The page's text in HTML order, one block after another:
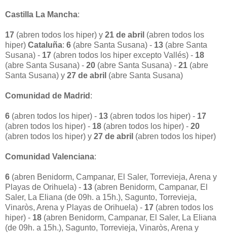
Castilla La Mancha:
17 (abren todos los hiper) y 21 de abril (abren todos los
hiper) Cataluña: 6 (abre Santa Susana) - 13 (abre Santa
Susana) - 17 (abren todos los hiper excepto Vallés) - 18
(abre Santa Susana) - 20 (abre Santa Susana) - 21 (abre
Santa Susana) y 27 de abril (abre Santa Susana)
Comunidad de Madrid :
6 (abren todos los hiper) - 13 (abren todos los hiper) - 17
(abren todos los hiper) - 18 (abren todos los hiper) - 20
(abren todos los hiper) y 27 de abril (abren todos los hiper)
Comunidad Valenciana:
6 (abren Benidorm, Campanar, El Saler, Torrevieja, Arena y
Playas de Orihuela) - 13 (abren Benidorm, Campanar, El
Saler, La Eliana (de 09h. a 15h.), Sagunto, Torrevieja,
Vinaròs, Arena y Playas de Orihuela) - 17 (abren todos los
hiper) - 18 (abren Benidorm, Campanar, El Saler, La Eliana
(de 09h. a 15h.), Sagunto, Torrevieja, Vinaròs, Arena y